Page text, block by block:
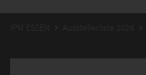
IPM ESSEN Ausstellerliste 2026